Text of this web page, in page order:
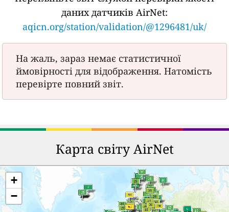
даних датчиків AirNet:
aqicn.org/station/validation/@1296481/uk/
На жаль, зараз немає статистичної
ймовірності для відображення. Натомість
перевірте повний звіт.
Карта світу AirNet
+
−